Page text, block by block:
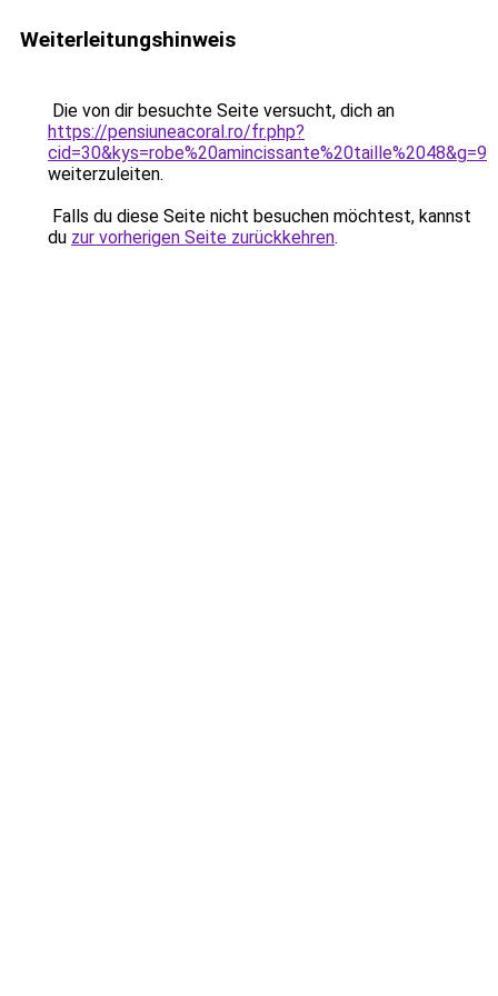
Weiterleitungshinweis
Die von dir besuchte Seite versucht, dich an
https://pensiuneacoral.ro/fr.php?
cid=30&kys=robe%20amincissante%20taille%2048&g=9
weiterzuleiten.
Falls du diese Seite nicht besuchen möchtest, kannst
du zur vorherigen Seite zurückkehren.